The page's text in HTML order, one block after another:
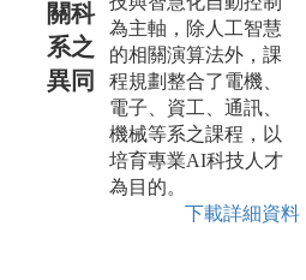
關科
系之
異同
為主軸，除人工智慧
的相關演算法外，課
程規劃整合了電機、
電子、資工、通訊、
機械等系之課程，以
培育專業AI科技人才
為目的。
下載詳細資料